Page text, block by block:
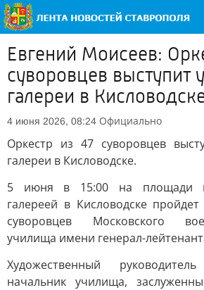
Евгений Моисеев:
суворовцев выступит
галереи в
4 июня 2026, 08:24 Официально
Оркестр из 47 суворовцев
галереи в Кисловодске.
5 июня в 15:00 на площади
галереей в Кисловодске
суворовцев Московского
училища имени генерал-
Художественный
начальник училища,